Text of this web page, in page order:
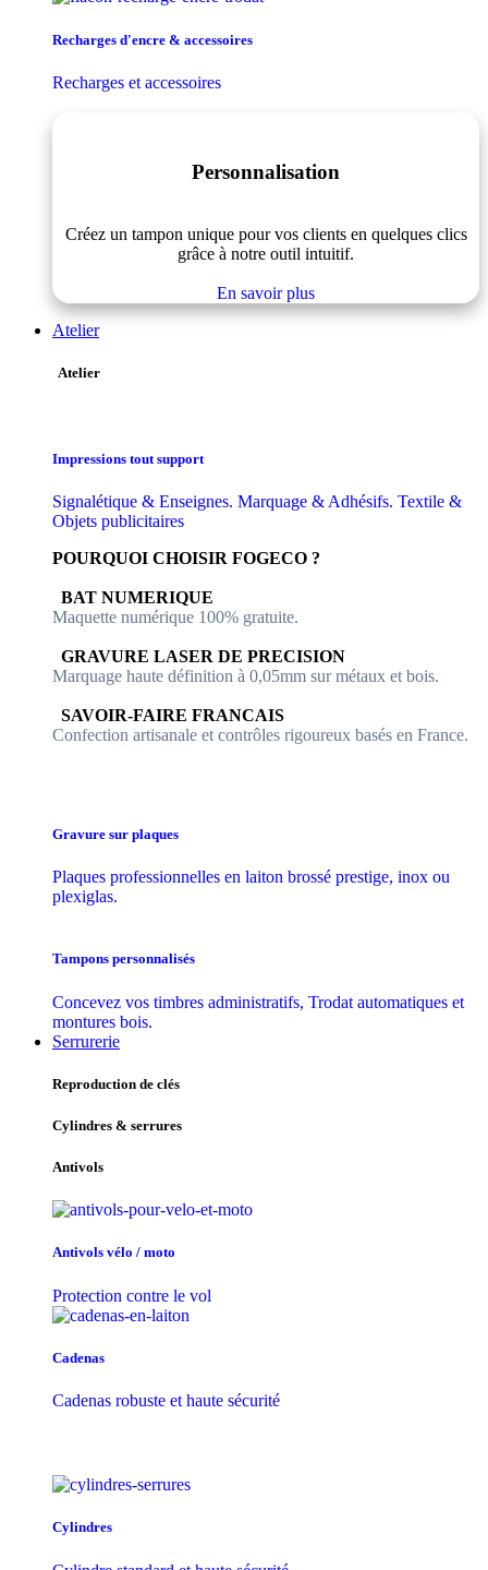
Recharges d'encre & accessoires
Recharges et accessoires
Personnalisation
Créez un tampon unique pour vos clients en quelques clics
grâce à notre outil intuitif.
En savoir plus
Atelier
Atelier
Impressions tout support
Signalétique & Enseignes. Marquage & Adhésifs. Textile &
Objets publicitaires
POURQUOI CHOISIR FOGECO ?
​​ BAT NUMERIQUE
Maquette numérique 100% ​gratuite.
​GRAVURE LASER DE PRECISION
Marquage haute définition à 0,05mm sur métaux et bois.
​SAVOIR-FAIRE FRANCAIS
Confection artisanale et contrôles ​rigoureux basés en France.
Gravure sur plaques
Plaques professionnelles en laiton brossé prestige, inox ou
plexiglas.
Tampons personnalisés
Concevez vos timbres administratifs, Trodat automatiques et
montures bois.
Serrurerie
Reproduction de clés
Cylindres & serrures
Antivols
Antivols vélo / moto
Protection contre le vol
Cadenas
Cadenas robuste et haute sécurité
Cylindres